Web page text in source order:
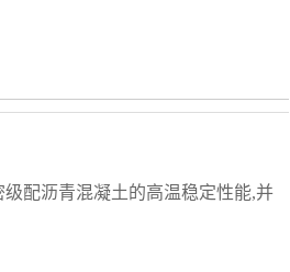
配沥青混凝土的高温稳定性能,并